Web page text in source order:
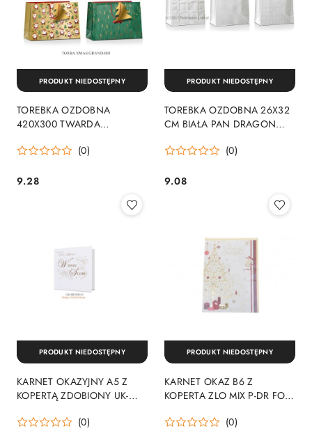
TOREBKA OZDOBNA
420X300 TWARDA
DRAGON GRAND03BN PAN
(0)
Cena:
9.28
PRODUKT NIEDOSTĘPNY
TOREBKA OZDOBNA 26X32
CM BIAŁA PAN DRAGON
(0)
Cena:
9.08
PRODUKT NIEDOSTĘPNY
KARNET OKAZYJNY A5 Z
KOPERTĄ ZDOBIONY UK-
939704 PAN DRAGON -
(0)
PRODUKT NIEDOSTĘPNY
KARNET OKAZ B6 Z
KOPERTA ZLO MIX P-DR FOL
(0)
PRODUKT NIEDOSTĘPNY